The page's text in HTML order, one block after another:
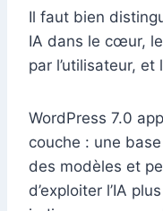
Il faut bien
IA dans le cœur,
par l’utilisateur,
WordPress 7.0
couche : une
des modèles et
d’exploiter l’IA